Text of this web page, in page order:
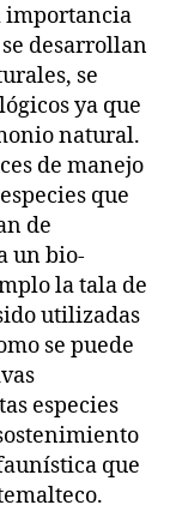
importancia
desarrollan
se
ya que
natural.
de manejo
que
de
un bio-
la tala de
utilizadas
se puede
especies
que